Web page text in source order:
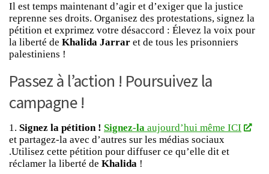
Il est temps maintenant d’agir et d’exiger que la justice
reprenne ses droits. Organisez des protestations, signez la
pétition et exprimez votre désaccord : Élevez la voix pour
la liberté de Khalida Jarrar et de tous les prisonniers
palestiniens !
Passez à l’action ! Poursuivez la
campagne !
1. Signez la pétition ! Signez-la aujourd’hui même ICI
et partagez-la avec d’autres sur les médias sociaux
.Utilisez cette pétition pour diffuser ce qu’elle dit et
réclamer la liberté de Khalida !